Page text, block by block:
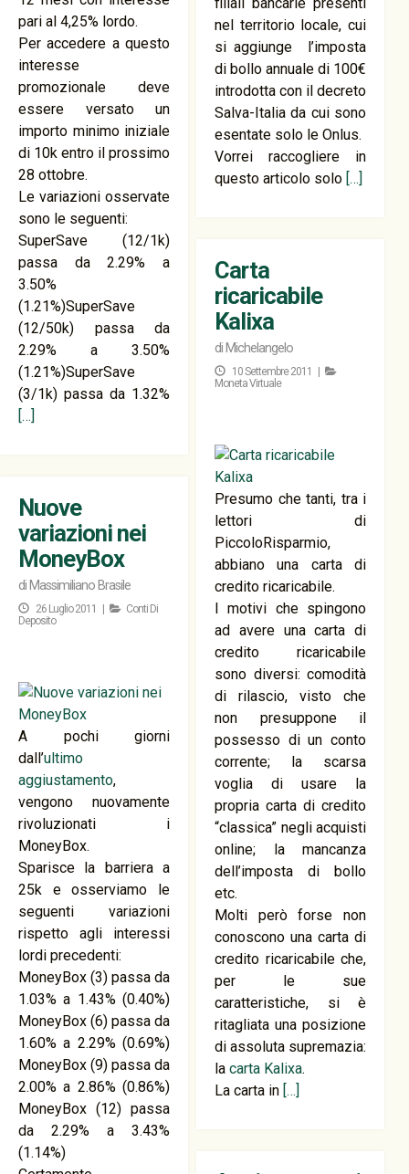
nel territorio locale, cui
si aggiunge l’imposta
di bollo annuale di 100€
introdotta con il decreto
Salva-Italia da cui sono
esentate solo le Onlus.
Vorrei raccogliere in
questo articolo solo […]
pari al 4,25% lordo.
Per accedere a questo
interesse
promozionale deve
essere versato un
importo minimo iniziale
di 10k entro il prossimo
28 ottobre.
Le variazioni osservate
sono le seguenti:
SuperSave (12/1k)
passa da 2.29% a
3.50%
(1.21%)SuperSave
(12/50k) passa da
2.29% a 3.50%
(1.21%)SuperSave
(3/1k) passa da 1.32%
[…]
Carta
ricaricabile
Kalixa
di Michelangelo
10 Settembre 2011 |
Moneta Virtuale
Presumo che tanti, tra i
lettori di
PiccoloRisparmio,
abbiano una carta di
credito ricaricabile.
I motivi che spingono
ad avere una carta di
credito ricaricabile
sono diversi: comodità
di rilascio, visto che
non presuppone il
possesso di un conto
corrente; la scarsa
voglia di usare la
propria carta di credito
“classica” negli acquisti
online; la mancanza
dell’imposta di bollo
etc.
Molti però forse non
conoscono una carta di
credito ricaricabile che,
per le sue
caratteristiche, si è
ritagliata una posizione
di assoluta supremazia:
la carta Kalixa.
La carta in […]
Nuove
variazioni nei
MoneyBox
di Massimiliano Brasile
26 Luglio 2011 |
Conti Di
Deposito
A pochi giorni
dall’ultimo
aggiustamento,
vengono nuovamente
rivoluzionati i
MoneyBox.
Sparisce la barriera a
25k e osserviamo le
seguenti variazioni
rispetto agli interessi
lordi precedenti:
MoneyBox (3) passa da
1.03% a 1.43% (0.40%)
MoneyBox (6) passa da
1.60% a 2.29% (0.69%)
MoneyBox (9) passa da
2.00% a 2.86% (0.86%)
MoneyBox (12) passa
da 2.29% a 3.43%
(1.14%)